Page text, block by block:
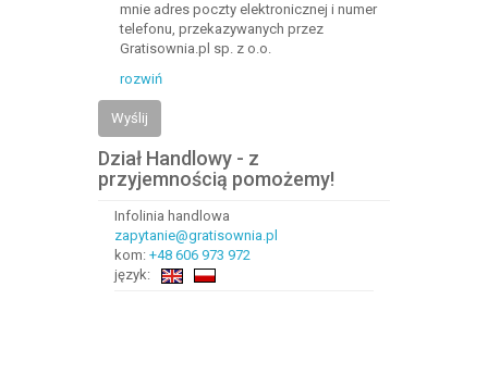
mnie adres poczty elektronicznej i numer
telefonu, przekazywanych przez
Gratisownia.pl sp. z o.o.
rozwiń
Wyślij
Dział Handlowy - z
przyjemnością pomożemy!
Infolinia handlowa
zapytanie@gratisownia.pl
kom: +48 606 973 972
język: